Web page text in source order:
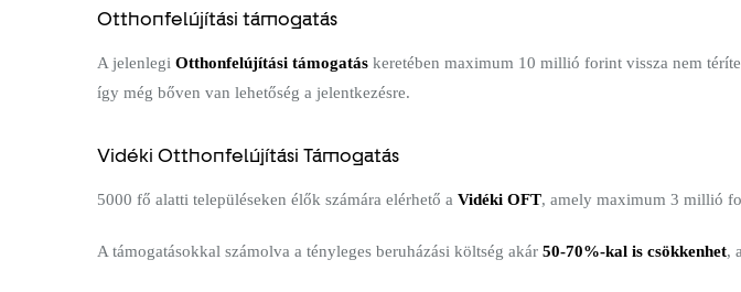
Otthonfelújítási támogatás
A jelenlegi Otthonfelújítási támogatás keretében maximum 10 millió forint vissza nem
így még bőven van lehetőség a jelentkezésre.
Vidéki Otthonfelújítási Támogatás
5000 fő alatti településeken élők számára elérhető a Vidéki OFT, amely maximum 3 millió
A támogatásokkal számolva a tényleges beruházási költség akár 50-70%-kal is csökkenhet,